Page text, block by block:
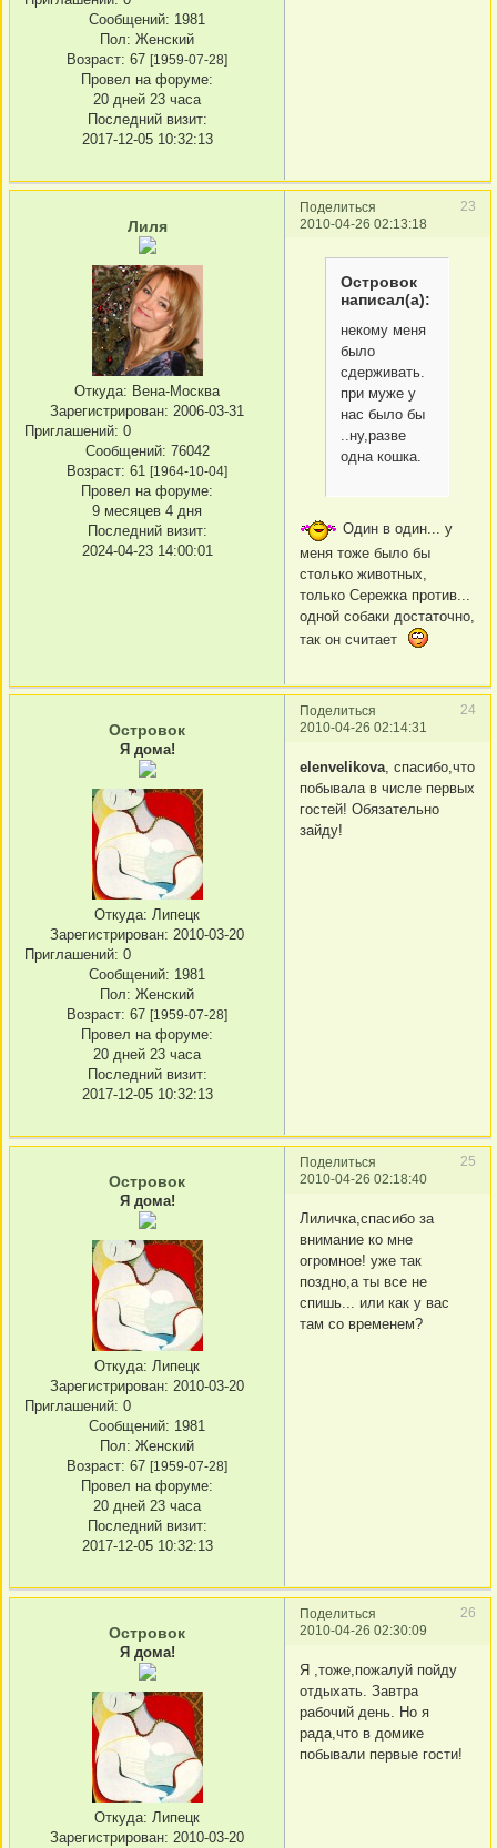
Сообщений: 1981
Пол: Женский
Возраст: 67 [1959-07-28]
Провел на форуме:
20 дней 23 часа
Последний визит:
2017-12-05 10:32:13
Поделиться
23
2010-04-26 02:13:18
Лиля
Откуда: Вена-Москва
Зарегистрирован: 2006-03-31
Приглашений: 0
Сообщений: 76042
Возраст: 61 [1964-10-04]
Провел на форуме:
9 месяцев 4 дня
Последний визит:
2024-04-23 14:00:01
Островок
написал(а):
некому меня
было
сдерживать.
при муже у
нас было бы
..ну,разве
одна кошка.
Один в один... у
меня тоже было бы
столько животных,
только Сережка против...
одной собаки достаточно,
так он считает
Поделиться
24
2010-04-26 02:14:31
Островок
Я дома!
Откуда: Липецк
Зарегистрирован: 2010-03-20
Приглашений: 0
Сообщений: 1981
Пол: Женский
Возраст: 67 [1959-07-28]
Провел на форуме:
20 дней 23 часа
Последний визит:
2017-12-05 10:32:13
elenvelikova , спасибо,что
побывала в числе первых
гостей! Обязательно
зайду!
Поделиться
25
2010-04-26 02:18:40
Островок
Я дома!
Откуда: Липецк
Зарегистрирован: 2010-03-20
Приглашений: 0
Сообщений: 1981
Пол: Женский
Возраст: 67 [1959-07-28]
Провел на форуме:
20 дней 23 часа
Последний визит:
2017-12-05 10:32:13
Лиличка,спасибо за
внимание ко мне
огромное! уже так
поздно,а ты все не
спишь... или как у вас
там со временем?
Поделиться
26
2010-04-26 02:30:09
Островок
Я дома!
Откуда: Липецк
Зарегистрирован: 2010-03-20
Я ,тоже,пожалуй пойду
отдыхать. Завтра
рабочий день. Но я
рада,что в домике
побывали первые гости!